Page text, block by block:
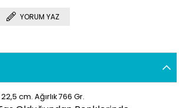
YORUM YAZ
cm. Ağırlık 766 Gr.